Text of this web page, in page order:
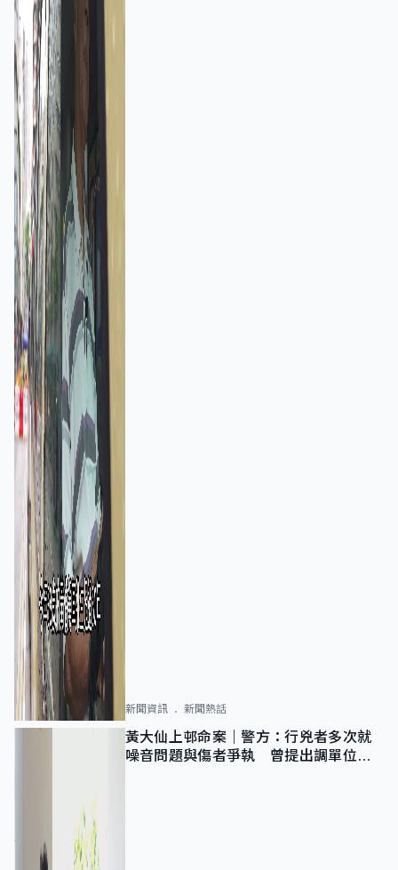
新聞資訊 新聞熱話
黃大仙上邨命案｜警方：行兇者多次就
噪音問題與傷者爭執 曾提出調單位已